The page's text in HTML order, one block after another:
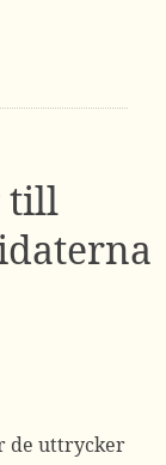
till
de uttrycker